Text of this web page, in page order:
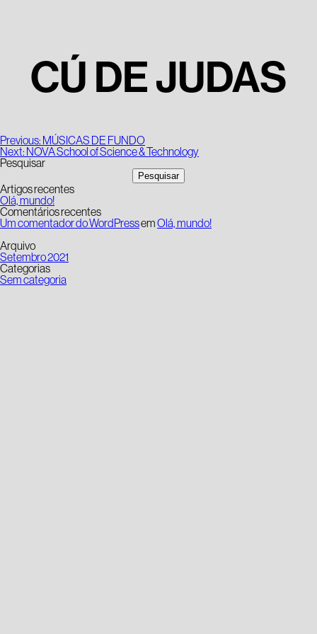
CÚ DE JUDAS
Navegação
de
artigos
Previous: MÚSICAS DE FUNDO
Next: NOVA School of Science & Technology
Pesquisar
Pesquisar
Artigos recentes
Olá, mundo!
Comentários recentes
Um comentador do WordPressemOlá, mundo!
Arquivo
Setembro 2021
Categorias
Sem categoria